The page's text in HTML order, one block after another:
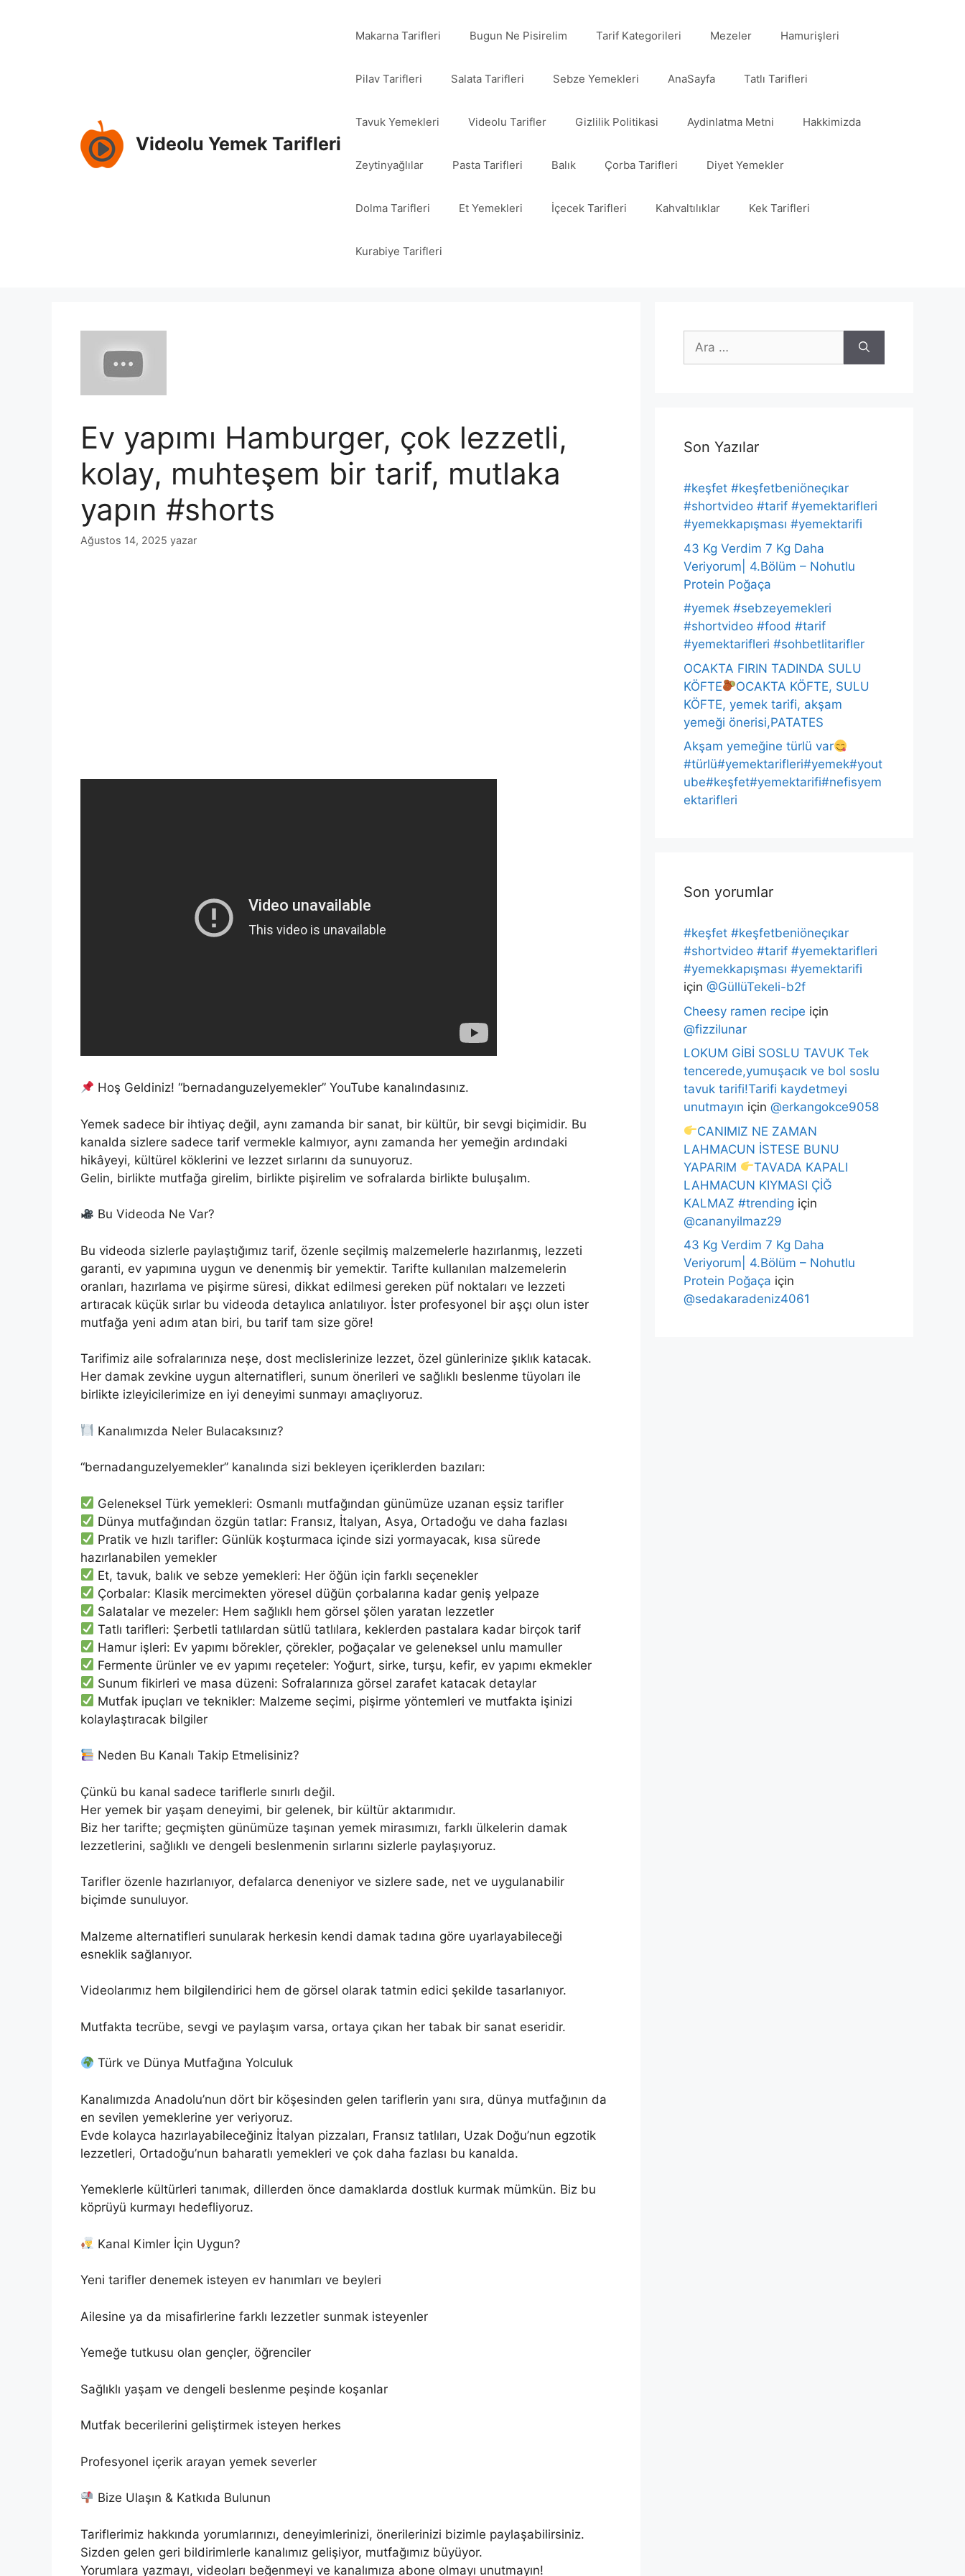
Videolu Yemek Tarifleri
Makarna Tarifleri Bugun Ne Pisirelim Tarif Kategorileri Mezeler Hamurişleri
Pilav Tarifleri Salata Tarifleri Sebze Yemekleri AnaSayfa Tatlı Tarifleri
Tavuk Yemekleri Videolu Tarifler Gizlilik Politikasi Aydinlatma Metni Hakkimizda
Zeytinyağlılar Pasta Tarifleri Balık Çorba Tarifleri Diyet Yemekler
Dolma Tarifleri Et Yemekleri İçecek Tarifleri Kahvaltılıklar Kek Tarifleri
Kurabiye Tarifleri
Ev yapımı Hamburger, çok lezzetli,
kolay, muhteşem bir tarif, mutlaka
yapın #shorts
Ağustos 14, 2025 yazar
Hoş Geldiniz! “bernadanguzelyemekler” YouTube kanalındasınız.
Yemek sadece bir ihtiyaç değil, aynı zamanda bir sanat, bir kültür, bir sevgi biçimidir. Bu
kanalda sizlere sadece tarif vermekle kalmıyor, aynı zamanda her yemeğin ardındaki
hikâyeyi, kültürel köklerini ve lezzet sırlarını da sunuyoruz.
Gelin, birlikte mutfağa girelim, birlikte pişirelim ve sofralarda birlikte buluşalım.
Bu Videoda Ne Var?
Bu videoda sizlerle paylaştığımız tarif, özenle seçilmiş malzemelerle hazırlanmış, lezzeti
garanti, ev yapımına uygun ve denenmiş bir yemektir. Tarifte kullanılan malzemelerin
oranları, hazırlama ve pişirme süresi, dikkat edilmesi gereken püf noktaları ve lezzeti
artıracak küçük sırlar bu videoda detaylıca anlatılıyor. İster profesyonel bir aşçı olun ister
mutfağa yeni adım atan biri, bu tarif tam size göre!
Tarifimiz aile sofralarınıza neşe, dost meclislerinize lezzet, özel günlerinize şıklık katacak.
Her damak zevkine uygun alternatifleri, sunum önerileri ve sağlıklı beslenme tüyoları ile
birlikte izleyicilerimize en iyi deneyimi sunmayı amaçlıyoruz.
Kanalımızda Neler Bulacaksınız?
“bernadanguzelyemekler” kanalında sizi bekleyen içeriklerden bazıları:
Geleneksel Türk yemekleri: Osmanlı mutfağından günümüze uzanan eşsiz tarifler
Dünya mutfağından özgün tatlar: Fransız, İtalyan, Asya, Ortadoğu ve daha fazlası
Pratik ve hızlı tarifler: Günlük koşturmaca içinde sizi yormayacak, kısa sürede
hazırlanabilen yemekler
Et, tavuk, balık ve sebze yemekleri: Her öğün için farklı seçenekler
Çorbalar: Klasik mercimekten yöresel düğün çorbalarına kadar geniş yelpaze
Salatalar ve mezeler: Hem sağlıklı hem görsel şölen yaratan lezzetler
Tatlı tarifleri: Şerbetli tatlılardan sütlü tatlılara, keklerden pastalara kadar birçok tarif
Hamur işleri: Ev yapımı börekler, çörekler, poğaçalar ve geleneksel unlu mamuller
Fermente ürünler ve ev yapımı reçeteler: Yoğurt, sirke, turşu, kefir, ev yapımı ekmekler
Sunum fikirleri ve masa düzeni: Sofralarınıza görsel zarafet katacak detaylar
Mutfak ipuçları ve teknikler: Malzeme seçimi, pişirme yöntemleri ve mutfakta işinizi
kolaylaştıracak bilgiler
Neden Bu Kanalı Takip Etmelisiniz?
Çünkü bu kanal sadece tariflerle sınırlı değil.
Her yemek bir yaşam deneyimi, bir gelenek, bir kültür aktarımıdır.
Biz her tarifte; geçmişten günümüze taşınan yemek mirasımızı, farklı ülkelerin damak
lezzetlerini, sağlıklı ve dengeli beslenmenin sırlarını sizlerle paylaşıyoruz.
Tarifler özenle hazırlanıyor, defalarca deneniyor ve sizlere sade, net ve uygulanabilir
biçimde sunuluyor.
Malzeme alternatifleri sunularak herkesin kendi damak tadına göre uyarlayabileceği
esneklik sağlanıyor.
Videolarımız hem bilgilendirici hem de görsel olarak tatmin edici şekilde tasarlanıyor.
Mutfakta tecrübe, sevgi ve paylaşım varsa, ortaya çıkan her tabak bir sanat eseridir.
Türk ve Dünya Mutfağına Yolculuk
Kanalımızda Anadolu’nun dört bir köşesinden gelen tariflerin yanı sıra, dünya mutfağının da
en sevilen yemeklerine yer veriyoruz.
Evde kolayca hazırlayabileceğiniz İtalyan pizzaları, Fransız tatlıları, Uzak Doğu’nun egzotik
lezzetleri, Ortadoğu’nun baharatlı yemekleri ve çok daha fazlası bu kanalda.
Yemeklerle kültürleri tanımak, dillerden önce damaklarda dostluk kurmak mümkün. Biz bu
köprüyü kurmayı hedefliyoruz.
Kanal Kimler İçin Uygun?
Yeni tarifler denemek isteyen ev hanımları ve beyleri
Ailesine ya da misafirlerine farklı lezzetler sunmak isteyenler
Yemeğe tutkusu olan gençler, öğrenciler
Sağlıklı yaşam ve dengeli beslenme peşinde koşanlar
Mutfak becerilerini geliştirmek isteyen herkes
Profesyonel içerik arayan yemek severler
Bize Ulaşın & Katkıda Bulunun
Tariflerimiz hakkında yorumlarınızı, deneyimlerinizi, önerilerinizi bizimle paylaşabilirsiniz.
Sizden gelen geri bildirimlerle kanalımız gelişiyor, mutfağımız büyüyor.
Yorumlara yazmayı, videoları beğenmeyi ve kanalımıza abone olmayı unutmayın!
için
Son Yazılar
#keşfet #keşfetbeniöneçıkar
#shortvideo #tarif #yemektarifleri
#yemekkapışması #yemektarifi
43 Kg Verdim 7 Kg Daha
Veriyorum| 4.Bölüm – Nohutlu
Protein Poğaça
#yemek #sebzeyemekleri
#shortvideo #food #tarif
#yemektarifleri #sohbetlitarifler
OCAKTA FIRIN TADINDA SULU
KÖFTE
OCAKTA KÖFTE, SULU
KÖFTE, yemek tarifi, akşam
yemeği önerisi,PATATES
Akşam yemeğine türlü var
#türlü#yemektarifleri#yemek#yout
ube#keşfet#yemektarifi#nefisyem
ektarifleri
Son yorumlar
#keşfet #keşfetbeniöneçıkar
#shortvideo #tarif #yemektarifleri
#yemekkapışması #yemektarifi
için @GüllüTekeli-b2f
Cheesy ramen recipe için
@fizzilunar
LOKUM GİBİ SOSLU TAVUK Tek
tencerede,yumuşacık ve bol soslu
tavuk tarifi!Tarifi kaydetmeyi
unutmayın için @erkangokce9058
CANIMIZ NE ZAMAN
LAHMACUN İSTESE BUNU
YAPARIM
TAVADA KAPALI
LAHMACUN KIYMASI ÇİĞ
KALMAZ #trending için
@cananyilmaz29
43 Kg Verdim 7 Kg Daha
Veriyorum| 4.Bölüm – Nohutlu
Protein Poğaça için
@sedakaradeniz4061